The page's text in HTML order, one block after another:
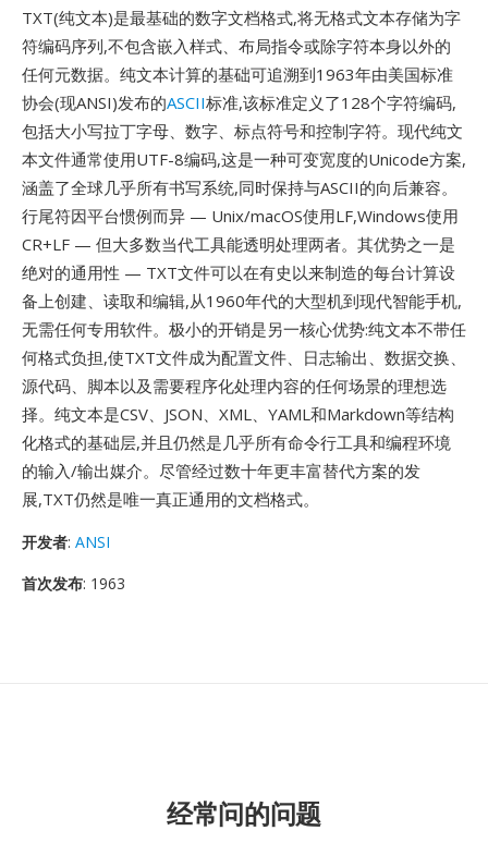
TXT(纯文本)是最基础的数字文档格式,将无格式文本存储为字
符编码序列,不包含嵌入样式、布局指令或除字符本身以外的
任何元数据。纯文本计算的基础可追溯到1963年由美国标准
协会(现ANSI)发布的ASCII标准,该标准定义了128个字符编码,
包括大小写拉丁字母、数字、标点符号和控制字符。现代纯文
本文件通常使用UTF-8编码,这是一种可变宽度的Unicode方案,
涵盖了全球几乎所有书写系统,同时保持与ASCII的向后兼容。
行尾符因平台惯例而异 — Unix/macOS使用LF,Windows使用
CR+LF — 但大多数当代工具能透明处理两者。其优势之一是
绝对的通用性 — TXT文件可以在有史以来制造的每台计算设
备上创建、读取和编辑,从1960年代的大型机到现代智能手机,
无需任何专用软件。极小的开销是另一核心优势:纯文本不带任
何格式负担,使TXT文件成为配置文件、日志输出、数据交换、
源代码、脚本以及需要程序化处理内容的任何场景的理想选
择。纯文本是CSV、JSON、XML、YAML和Markdown等结构
化格式的基础层,并且仍然是几乎所有命令行工具和编程环境
的输入/输出媒介。尽管经过数十年更丰富替代方案的发
展,TXT仍然是唯一真正通用的文档格式。
开发者: ANSI
首次发布: 1963
经常问的问题